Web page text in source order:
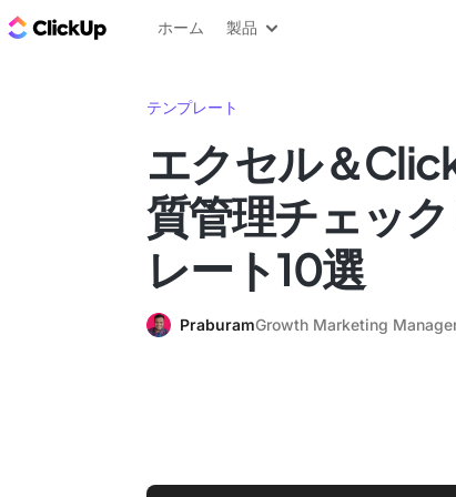
ClickUp ブログ
ホーム 製品
テンプレート
エクセル＆
質管理チェッ
レート10選
PraburamGrowth Marketing